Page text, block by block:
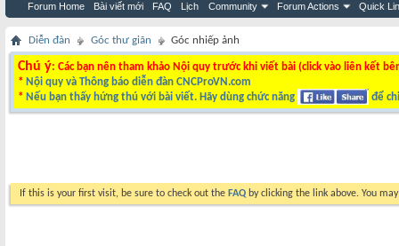
Forum Home Bài viết mới FAQ Lịch Community Forum Actions Quick
Diễn đàn Góc thư giãn Góc nhiếp ảnh
Chú ý: Các bạn nên tham khảo Nội quy trước khi viết bài (click vào liên kết
* Nội quy và Thông báo diễn đàn CNCProVN.com
* Nếu bạn thấy hứng thú với bài viết. Hãy dùng chức năng để
If this is your first visit, be sure to check out the FAQ by clicking the link above. You